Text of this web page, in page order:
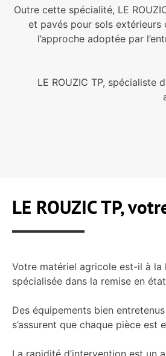
Outre cette spécialité, LE
et pavés pour sols extérieurs
l’approche adoptée par
LE ROUZIC TP, spécialiste
LE ROUZIC TP,
Votre matériel agricole est-il à
spécialisée dans la remise en
Des équipements bien
s’assurent que chaque pièce
La rapidité d’intervention est un